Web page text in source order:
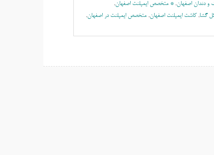
دندان اصفهان, * متخصص ایمپلنت اصفهان,
گشا, کاشت ایمپلنت اصفهان, متخصص ایمپلنت در اصفهان,